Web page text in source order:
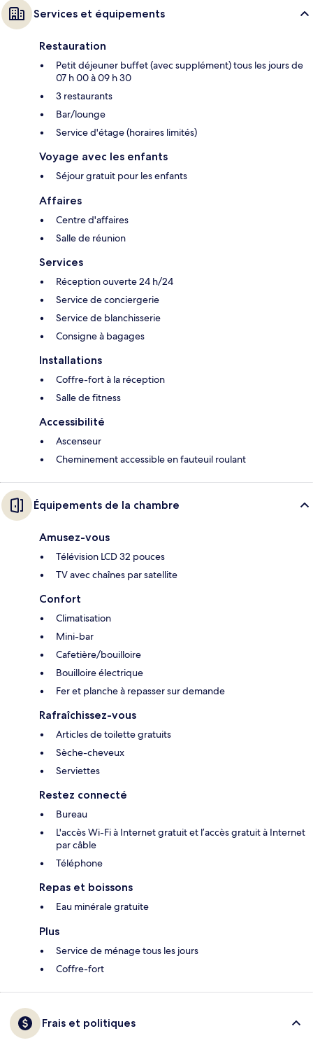
Services et équipements
Restauration
Petit déjeuner buffet (avec supplément) tous les jours de
07 h 00 à 09 h 30
3 restaurants
Bar/lounge
Service d'étage (horaires limités)
Voyage avec les enfants
Séjour gratuit pour les enfants
Affaires
Centre d'affaires
Salle de réunion
Services
Réception ouverte 24 h/24
Service de conciergerie
Service de blanchisserie
Consigne à bagages
Installations
Coffre-fort à la réception
Salle de fitness
Accessibilité
Ascenseur
Cheminement accessible en fauteuil roulant
Équipements de la chambre
Amusez-vous
Télévision LCD 32 pouces
TV avec chaînes par satellite
Confort
Climatisation
Mini-bar
Cafetière/bouilloire
Bouilloire électrique
Fer et planche à repasser sur demande
Rafraîchissez-vous
Articles de toilette gratuits
Sèche-cheveux
Serviettes
Restez connecté
Bureau
L'accès Wi-Fi à Internet gratuit et l’accès gratuit à Internet
par câble
Téléphone
Repas et boissons
Eau minérale gratuite
Plus
Service de ménage tous les jours
Coffre-fort
Frais et politiques